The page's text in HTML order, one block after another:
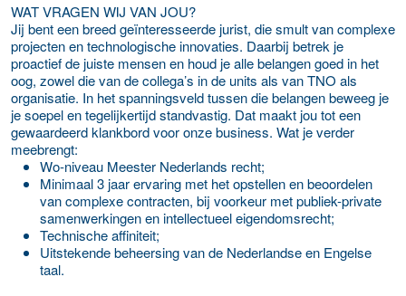
WAT VRAGEN WIJ VAN JOU?
Jij bent een breed geïnteresseerde jurist, die smult van complexe
projecten en technologische innovaties. Daarbij betrek je
proactief de juiste mensen en houd je alle belangen goed in het
oog, zowel die van de collega’s in de units als van TNO als
organisatie. In het spanningsveld tussen die belangen beweeg je
je soepel en tegelijkertijd standvastig. Dat maakt jou tot een
gewaardeerd klankbord voor onze business. Wat je verder
meebrengt:
Wo-niveau Meester Nederlands recht;
Minimaal 3 jaar ervaring met het opstellen en beoordelen
van complexe contracten, bij voorkeur met publiek-private
samenwerkingen en intellectueel eigendomsrecht;
Technische affiniteit;
Uitstekende beheersing van de Nederlandse en Engelse
taal.